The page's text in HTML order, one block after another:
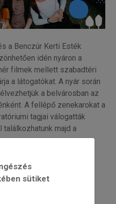
a Benczúr Kerti Esték
idén nyáron a
filmek mellett szabadtéri
a látogatókat. A nyár során
a belvárosban az
A fellépő zenekarokat a
tagjai válogatták
majd a
Banda – Házigazda:
sütiket